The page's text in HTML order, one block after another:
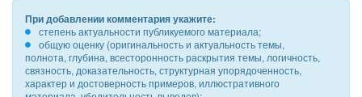
При добавлении комментария укажите:
степень актуальности публикуемого материала;
общую оценку (оригинальность и актуальность темы,
полнота, глубина, всесторонность раскрытия темы, логичность,
связность, доказательность, структурная упорядоченность,
характер и достоверность примеров, иллюстративного